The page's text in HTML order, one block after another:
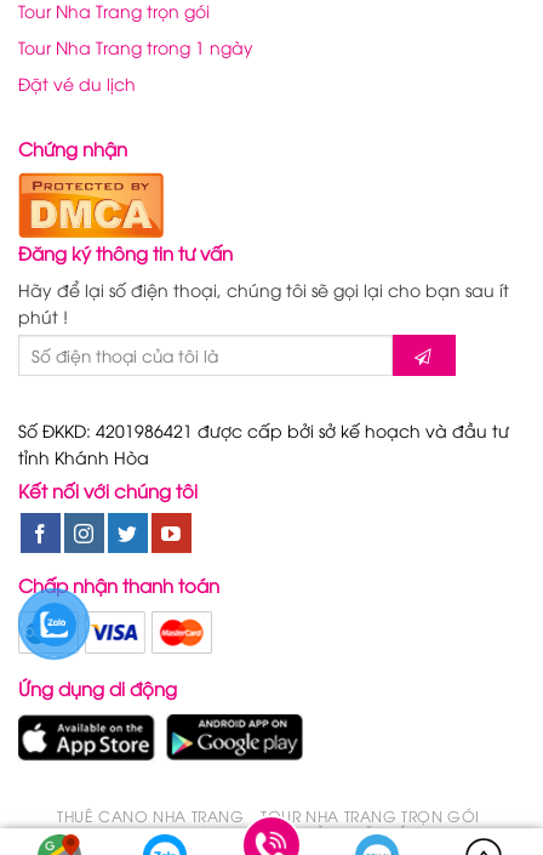
Tour Nha Trang trọn gói
Tour Nha Trang trong 1 ngày
Đặt vé du lịch
Chứng nhận
Đăng ký thông tin tư vấn
Hãy để lại số điện thoại, chúng tôi sẽ gọi lại cho bạn sau ít
phút !
Số ĐKKD: 4201986421 được cấp bởi sở kế hoạch và đầu tư
tỉnh Khánh Hòa
Kết nối với chúng tôi
Chấp nhận thanh toán
Ứng dụng di động
THUÊ CANO NHA TRANG
TOUR NHA TRANG TRỌN GÓI
TOUR NHA TRANG TRONG 1 NGÀY
ĐẶT VÉ DU LỊCH